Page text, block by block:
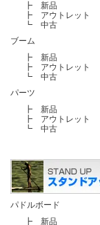
┣ 新品
┣ アウトレット
┗ 中古
ブーム
┣ 新品
┣ アウトレット
┗ 中古
パーツ
┣ 新品
┣ アウトレット
┗ 中古
パドルボード
┣ 新品